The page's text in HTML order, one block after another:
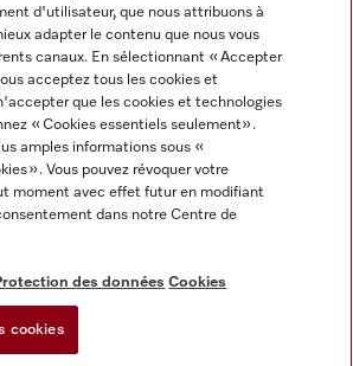
d'utilisateur, que nous attribuons à
adapter le contenu que nous vous
canaux. En sélectionnant « Accepter
acceptez tous les cookies et
que les cookies et technologies
« Cookies essentiels seulement».
amples informations sous «
». Vous pouvez révoquer votre
moment avec effet futur en modifiant
dans notre Centre de
des données Cookies
cookies